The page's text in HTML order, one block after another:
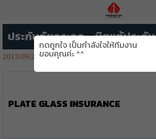
ประกันภัยกระจก – มิตแท้ประกั
2013/09/292392👁️‍🗨️
Plate Glass Insurance
กดถูกใจ เป็นกำลังใจให้ทีมงาน
ขอบคุณค่ะ ^^